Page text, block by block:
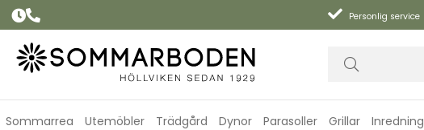
Personlig service
Sommarrea Utemöbler Trädgård Dynor Parasoller Grillar Inredning